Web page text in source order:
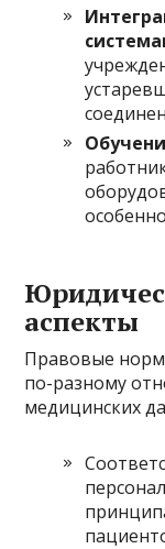
аспекты
Правовые
по-разному
медицинских